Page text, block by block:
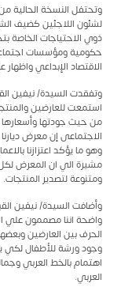
وتحتفل النسخة الحالية
لشئون اللاجئين كضيف
حكومية ومؤسسات
الاقتصاد الإبداعي واظهار
وتفقدت السيدة/ نيفين
استمعت للعارضين
من حيث جودتها وأسعارها
الاجتماعى إن معرض
وهو ما يؤكد اعتزازنا
مشيرة الي ان المعرض
ومتنوعة لتصدير المنتجات.
وأضافت السيدة/ نيفين
واضحة اننا مصممون علي
الحرف بين العارضين
وجود ورشة للأطفال لكي
اهتمام بالخط العربي
العربي.